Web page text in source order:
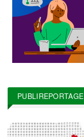
PUBLIREPORTAGE